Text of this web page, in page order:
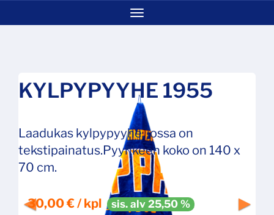
Navigaatio
KYLPYPYYHE 1955
Laadukas kylpypyyhe, jossa on
tekstipainatus.Pyyhkeen koko on 140 x
70 cm.
30,00 € / kpl sis. alv 25,50 %